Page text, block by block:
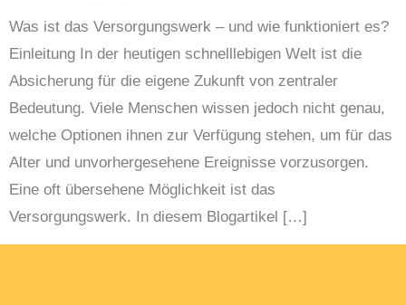
Was ist das Versorgungswerk – und wie funktioniert es?
Einleitung In der heutigen schnelllebigen Welt ist die
Absicherung für die eigene Zukunft von zentraler
Bedeutung. Viele Menschen wissen jedoch nicht genau,
welche Optionen ihnen zur Verfügung stehen, um für das
Alter und unvorhergesehene Ereignisse vorzusorgen.
Eine oft übersehene Möglichkeit ist das
Versorgungswerk. In diesem Blogartikel […]